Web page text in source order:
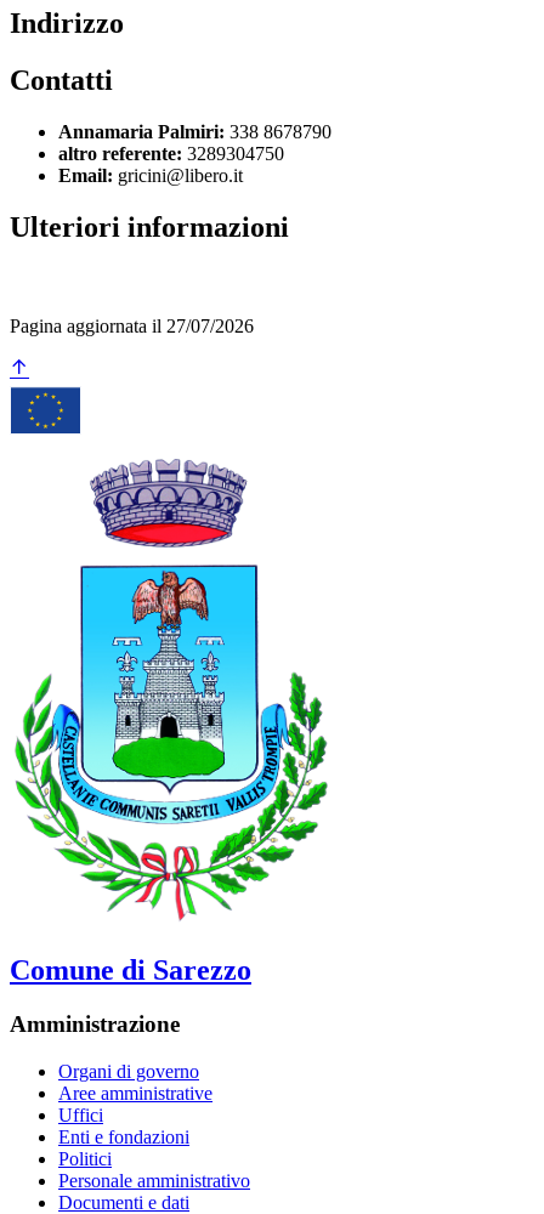
Indirizzo
Contatti
Annamaria Palmiri: 338 8678790
altro referente: 3289304750
Email: gricini@libero.it
Ulteriori informazioni
Pagina aggiornata il 27/07/2026
Comune di Sarezzo
Amministrazione
Organi di governo
Aree amministrative
Uffici
Enti e fondazioni
Politici
Personale amministrativo
Documenti e dati